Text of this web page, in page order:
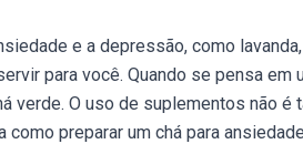
e a depressão, como
para você. Quando se pensa em
verde. O uso de suplementos não é
preparar um chá para